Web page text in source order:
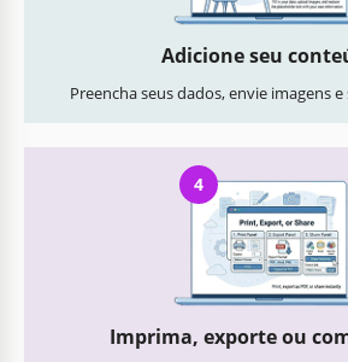
Adicione seu
Preencha seus dados, envie imagens
4
Imprima, exporte ou